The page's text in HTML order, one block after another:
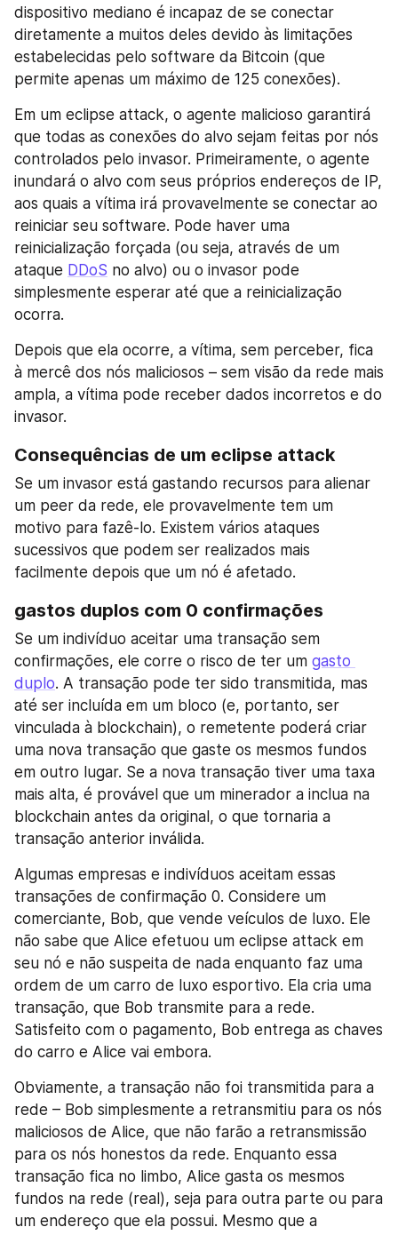
dispositivo mediano é incapaz de se conectar
diretamente a muitos deles devido às limitações
estabelecidas pelo software da Bitcoin (que
permite apenas um máximo de 125 conexões).
Em um eclipse attack, o agente malicioso garantirá
que todas as conexões do alvo sejam feitas por nós
controlados pelo invasor. Primeiramente, o agente
inundará o alvo com seus próprios endereços de IP,
aos quais a vítima irá provavelmente se conectar ao
reiniciar seu software. Pode haver uma
reinicialização forçada (ou seja, através de um
ataque DDoS no alvo) ou o invasor pode
simplesmente esperar até que a reinicialização
ocorra.
Depois que ela ocorre, a vítima, sem perceber, fica
à mercê dos nós maliciosos – sem visão da rede mais
ampla, a vítima pode receber dados incorretos e do
invasor.
Consequências de um eclipse attack
Se um invasor está gastando recursos para alienar
um peer da rede, ele provavelmente tem um
motivo para fazê-lo. Existem vários ataques
sucessivos que podem ser realizados mais
facilmente depois que um nó é afetado.
gastos duplos com 0 confirmações
Se um indivíduo aceitar uma transação sem
confirmações, ele corre o risco de ter um gasto
duplo. A transação pode ter sido transmitida, mas
até ser incluída em um bloco (e, portanto, ser
vinculada à blockchain), o remetente poderá criar
uma nova transação que gaste os mesmos fundos
em outro lugar. Se a nova transação tiver uma taxa
mais alta, é provável que um minerador a inclua na
blockchain antes da original, o que tornaria a
transação anterior inválida.
Algumas empresas e indivíduos aceitam essas
transações de confirmação 0. Considere um
comerciante, Bob, que vende veículos de luxo. Ele
não sabe que Alice efetuou um eclipse attack em
seu nó e não suspeita de nada enquanto faz uma
ordem de um carro de luxo esportivo. Ela cria uma
transação, que Bob transmite para a rede.
Satisfeito com o pagamento, Bob entrega as chaves
do carro e Alice vai embora.
Obviamente, a transação não foi transmitida para a
rede – Bob simplesmente a retransmitiu para os nós
maliciosos de Alice, que não farão a retransmissão
para os nós honestos da rede. Enquanto essa
transação fica no limbo, Alice gasta os mesmos
fundos na rede (real), seja para outra parte ou para
um endereço que ela possui. Mesmo que a